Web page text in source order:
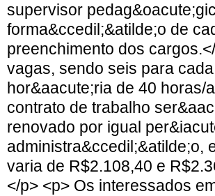
supervisor
forma&ccedil;&atilde;o de
preenchimento dos
vagas, sendo seis para
hor&aacute;ria de 40 horas/
contrato de trabalho
renovado por igual
administra&ccedil;&atilde;o,
varia de R$2.108,40 e
</p> <p> Os interessados